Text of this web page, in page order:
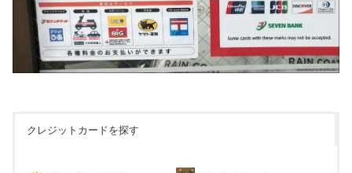
クレジットカードを探す